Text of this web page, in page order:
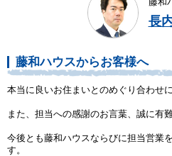
長
藤和ハウスからお客様へ
本当に良いお住まいとのめぐり合わせ
また、担当への感謝のお言葉、誠に有
今後とも藤和ハウスならびに担当営業
す。